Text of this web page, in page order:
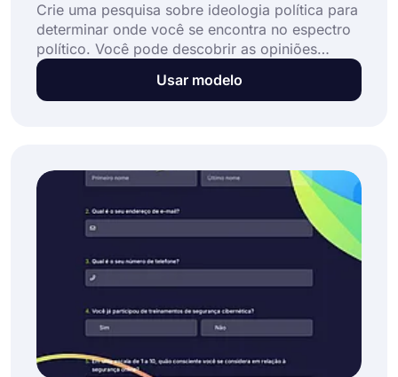
Crie uma pesquisa sobre ideologia política para
determinar onde você se encontra no espectro
político. Você pode descobrir as opiniões
políticas das pessoas e como elas se
relacionam com diversas ideologias, como
eventos internacionais.
Usar modelo